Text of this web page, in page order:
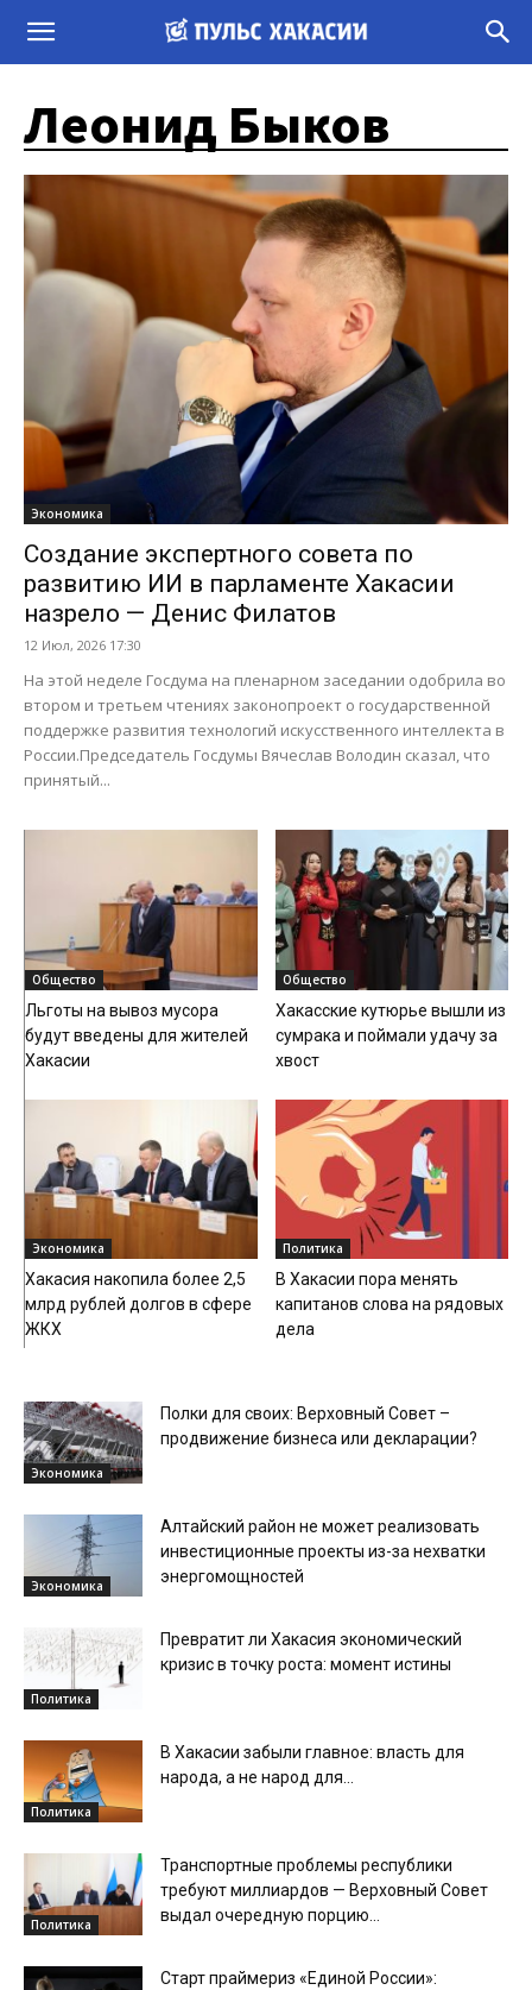
Леонид Быков
Экономика
Создание экспертного совета по
развитию ИИ в парламенте Хакасии
назрело — Денис Филатов
12 Июл, 2026 17:30
На этой неделе Госдума на пленарном заседании одобрила во
втором и третьем чтениях законопроект о государственной
поддержке развития технологий искусственного интеллекта в
России.Председатель Госдумы Вячеслав Володин сказал, что
принятый...
Общество
Льготы на вывоз мусора
будут введены для жителей
Хакасии
Общество
Хакасские кутюрье вышли из
сумрака и поймали удачу за
хвост
Экономика
Хакасия накопила более 2,5
млрд рублей долгов в сфере
ЖКХ
Политика
В Хакасии пора менять
капитанов слова на рядовых
дела
Экономика
Полки для своих: Верховный Совет –
продвижение бизнеса или декларации?
Экономика
Алтайский район не может реализовать
инвестиционные проекты из-за нехватки
энергомощностей
Политика
Превратит ли Хакасия экономический
кризис в точку роста: момент истины
Политика
В Хакасии забыли главное: власть для
народа, а не народ для...
Политика
Транспортные проблемы республики
требуют миллиардов — Верховный Совет
выдал очередную порцию...
Старт праймериз «Единой России»: